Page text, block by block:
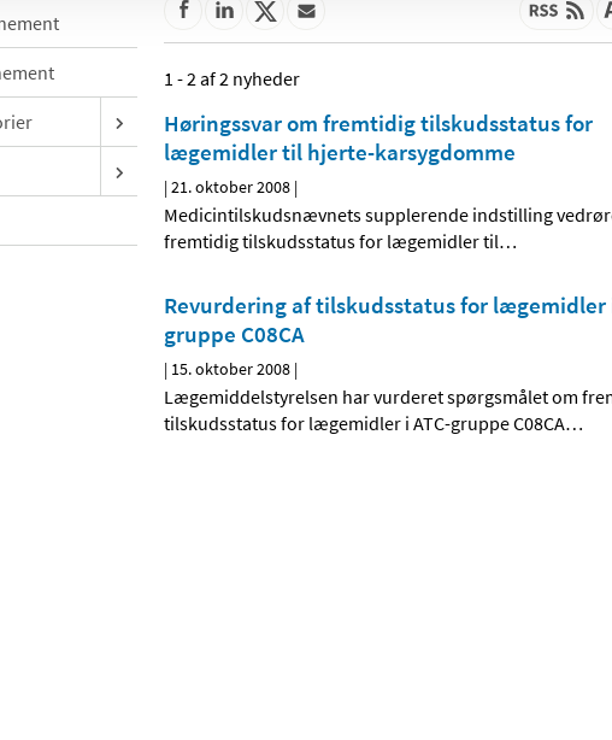
1 - 2 af 2 nyheder
Høringssvar om fremtidig tilskudsstatus for
lægemidler til hjerte-karsygdomme
|21. oktober 2008 |
Medicintilskudsnævnets supplerende indstilling
fremtidig tilskudsstatus for lægemidler til…
Revurdering af tilskudsstatus for lægemidler
gruppe C08CA
| 15. oktober 2008 |
Lægemiddelstyrelsen har vurderet spørgsmålet om
tilskudsstatus for lægemidler i ATC-gruppe C08CA…